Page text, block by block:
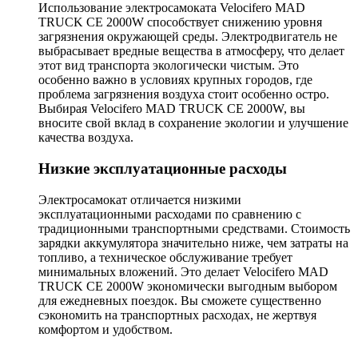
Использование электросамоката Velocifero MAD
TRUCK CE 2000W способствует снижению уровня
загрязнения окружающей среды. Электродвигатель не
выбрасывает вредные вещества в атмосферу, что делает
этот вид транспорта экологически чистым. Это
особенно важно в условиях крупных городов, где
проблема загрязнения воздуха стоит особенно остро.
Выбирая Velocifero MAD TRUCK CE 2000W, вы
вносите свой вклад в сохранение экологии и улучшение
качества воздуха.
Низкие эксплуатационные расходы
Электросамокат отличается низкими
эксплуатационными расходами по сравнению с
традиционными транспортными средствами. Стоимость
зарядки аккумулятора значительно ниже, чем затраты на
топливо, а техническое обслуживание требует
минимальных вложений. Это делает Velocifero MAD
TRUCK CE 2000W экономически выгодным выбором
для ежедневных поездок. Вы сможете существенно
сэкономить на транспортных расходах, не жертвуя
комфортом и удобством.